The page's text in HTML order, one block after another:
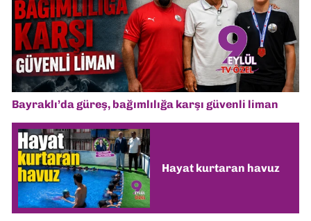
Bayraklı’da güreş, bağımlılığa karşı güvenli liman
Hayat kurtaran havuz